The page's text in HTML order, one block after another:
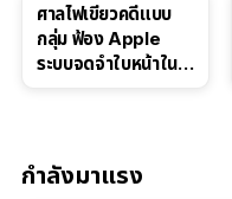
ศาลไฟเขียวคดีแบบ
กลุ่ม ฟ้อง Apple
ระบบจดจำใบหน้าใน
กำลังมาแรง